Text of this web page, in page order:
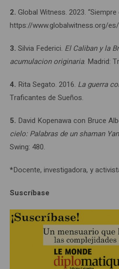
2. Global Witness. 2023. “Siempre
https://www.globalwitness.org/
3. Silvia Federici. El Caliban y la
acumulacion originaria. Madrid:
4. Rita Segato. 2016. La guerra
Traficantes de Sueños.
5. David Kopenawa con Bruce
cielo: Palabras de un shaman
Swing: 480.
*Docente, investigadora, y
Suscríbase